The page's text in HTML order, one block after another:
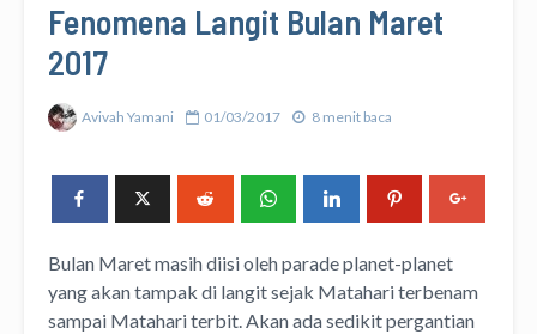
Fenomena Langit Bulan Maret
2017
Avivah Yamani 01/03/2017 8 menit baca
Bulan Maret masih diisi oleh parade planet-planet
yang akan tampak di langit sejak Matahari terbenam
sampai Matahari terbit. Akan ada sedikit pergantian